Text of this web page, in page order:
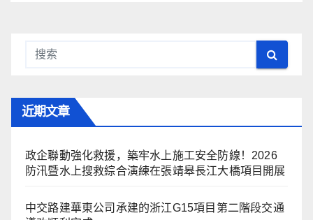
近期文章
政企聯動強化救援，築牢水上施工安全防線！2026
防汛暨水上搜救綜合演練在張靖皋長江大橋項目開展
中交路建華東公司承建的浙江G15項目第二階段交通